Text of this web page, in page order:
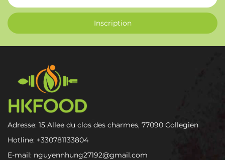
Inscription
Adresse: 15 Allee du clos des charmes, 77090 Collegien
Hotline: +330781133804
E-mail: nguyennhung27192@gmail.com